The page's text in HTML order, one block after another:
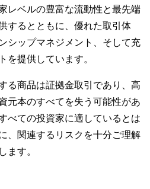
レベルの豊富な流動性と最先端
するとともに、優れた取引体
シップマネジメント、そして充
を提供しています。
る商品は証拠金取引であり、高
元本のすべてを失う可能性があ
べての投資家に適しているとは
、関連するリスクを十分ご理解
ます。